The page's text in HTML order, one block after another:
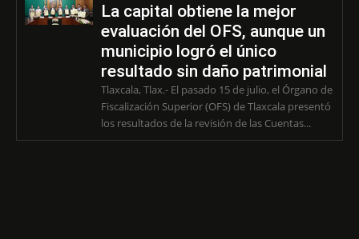
La capital obtiene la mejor
evaluación del OFS, aunque un
municipio logró el único
resultado sin daño patrimonial
Tlaxcala, Tlax.- El pasado 15 de julio, el Órgano de
Fiscalización Superior (OFS) de Tlaxcala presentó
los resultados de la revisión de las Cuentas...